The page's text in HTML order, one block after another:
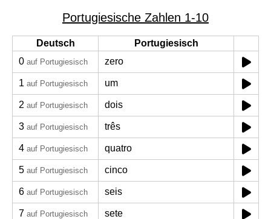
Portugiesische Zahlen 1-10
Deutsch
Portugiesisch
0 auf Portugiesisch zero
1 auf Portugiesisch um
2 auf Portugiesisch dois
3 auf Portugiesisch três
4 auf Portugiesisch quatro
5 auf Portugiesisch cinco
6 auf Portugiesisch seis
7 auf Portugiesisch sete